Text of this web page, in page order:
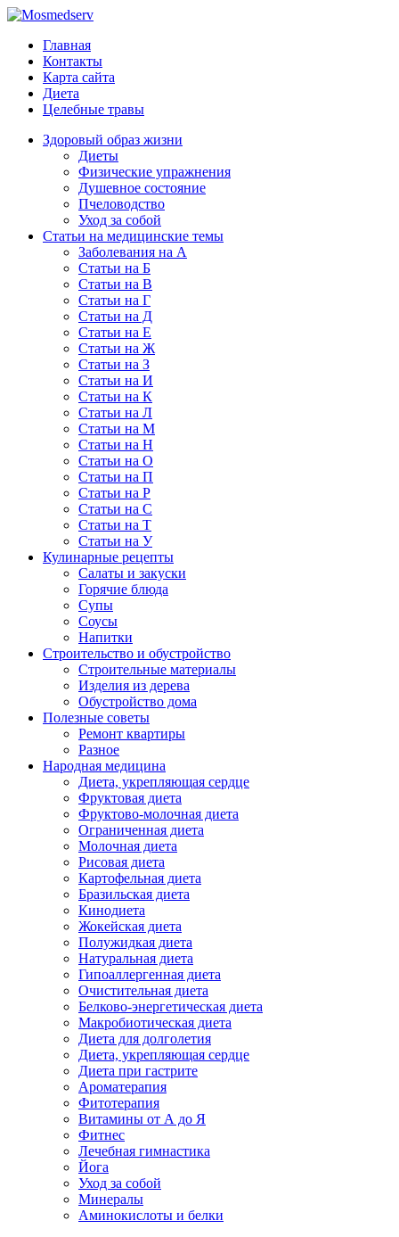
Главная
Контакты
Карта сайта
Диета
Целебные травы
Здоровый образ жизни
Диеты
Физические упражнения
Душевное состояние
Пчеловодство
Уход за собой
Статьи на медицинские темы
Заболевания на А
Статьи на Б
Статьи на В
Статьи на Г
Статьи на Д
Статьи на Е
Статьи на Ж
Статьи на З
Статьи на И
Статьи на К
Статьи на Л
Статьи на М
Статьи на Н
Статьи на О
Статьи на П
Статьи на Р
Статьи на С
Статьи на Т
Статьи на У
Кулинарные рецепты
Салаты и закуски
Горячие блюда
Супы
Соусы
Напитки
Строительство и обустройство
Строительные материалы
Изделия из дерева
Обустройство дома
Полезные советы
Ремонт квартиры
Разное
Народная медицина
Диета, укрепляющая сердце
Фруктовая диета
Фруктово-молочная диета
Ограниченная диета
Молочная диета
Рисовая диета
Картофельная диета
Бразильская диета
Кинодиета
Жокейская диета
Полужидкая диета
Натуральная диета
Гипоаллергенная диета
Очистительная диета
Белково-энергетическая диета
Макробиотическая диета
Диета для долголетия
Диета, укрепляющая сердце
Диета при гастрите
Ароматерапия
Фитотерапия
Витамины от А до Я
Фитнес
Лечебная гимнастика
Йога
Уход за собой
Минералы
Аминокислоты и белки